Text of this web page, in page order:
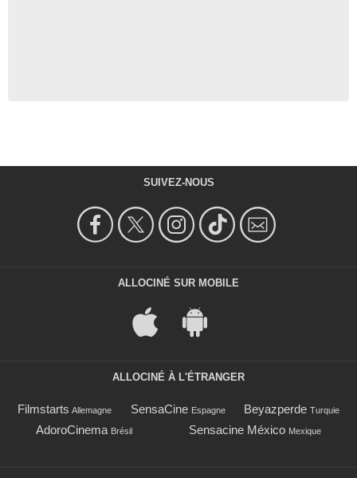
SUIVEZ-NOUS
ALLOCINÉ SUR MOBILE
ALLOCINÉ À L'ÉTRANGER
Filmstarts Allemagne SensaCine Espagne Beyazperde Turquie
AdoroCinema Brésil Sensacine México Mexique